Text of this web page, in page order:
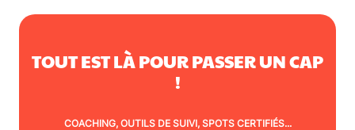
TOUT EST LÀ POUR PASSER UN CAP
!
COACHING, OUTILS DE SUIVI, SPOTS CERTIFIÉS...